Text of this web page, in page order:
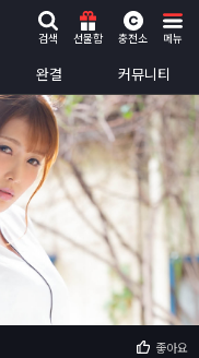
검색 선물함 충전소 메뉴
완결 커뮤니티
좋아요